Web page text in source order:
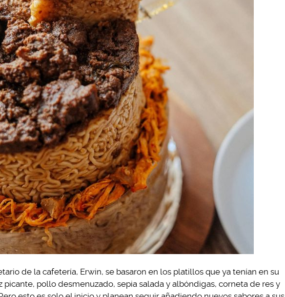
de la cafetería, Erwin, se basaron en los platillos que ya tenían en su
picante, pollo desmenuzado, sepia salada y albóndigas, corneta de res y